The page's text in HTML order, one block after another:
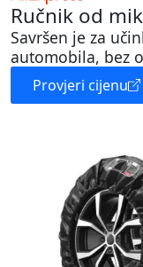
Ručnik od
Savršen je za
automobila, bez
Provjeri cijenu